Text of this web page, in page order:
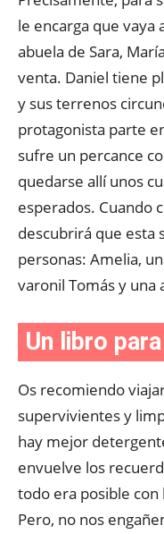
le encarga que vaya
abuela de Sara,
venta. Daniel tiene
y sus terrenos
protagonista parte
sufre un percance
quedarse allí unos
esperados. Cuando
descubrirá que esta
personas: Amelia,
varonil Tomás y una
Un libro
Os recomiendo
supervivientes y
hay mejor
envuelve los
todo era posible con
Pero, no nos